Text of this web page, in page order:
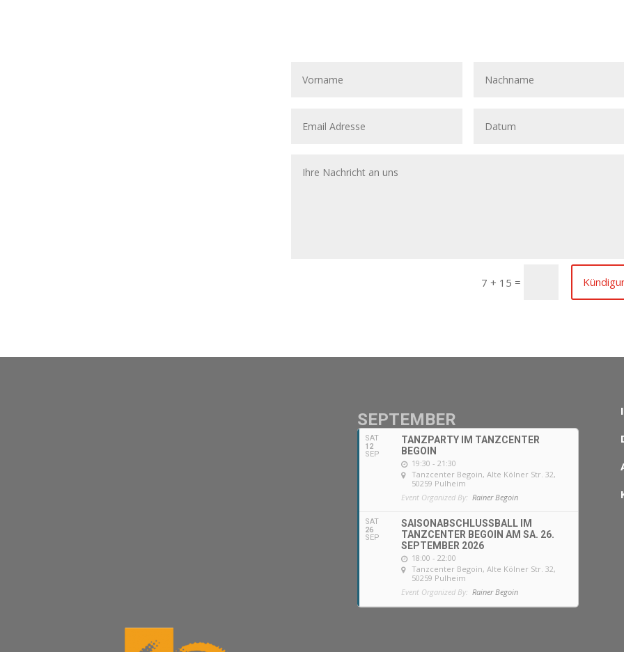
7 + 15 =
SEPTEMBER
SAT
12
SEP
TANZPARTY IM TANZCENTER
BEGOIN
19:30 - 21:30
Tanzcenter Begoin, Alte Kölner Str. 32,
50259 Pulheim
Event Organized By: Rainer Begoin
SAT
26
SEP
SAISONABSCHLUSSBALL IM
TANZCENTER BEGOIN AM SA. 26.
SEPTEMBER 2026
18:00 - 22:00
Tanzcenter Begoin, Alte Kölner Str. 32,
50259 Pulheim
Event Organized By: Rainer Begoin